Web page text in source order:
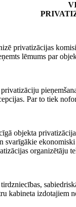
privatizācijas
lēmums par
Par to tiek
objekta
svarīgākie
organizētāju
kabineta izdotajiem